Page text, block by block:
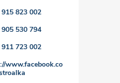
823 002
530 794
723 002
www.facebook.co